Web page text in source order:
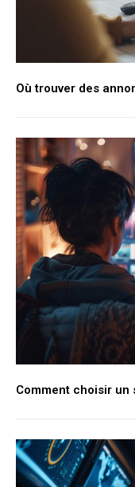
Où trouver des
Comment choisir un